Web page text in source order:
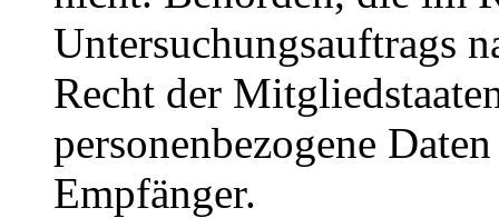
Untersuchungsauftrags
Recht der
personenbezogene
Empfänger.